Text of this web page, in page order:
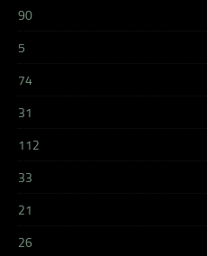
90
5
74
31
112
33
21
26